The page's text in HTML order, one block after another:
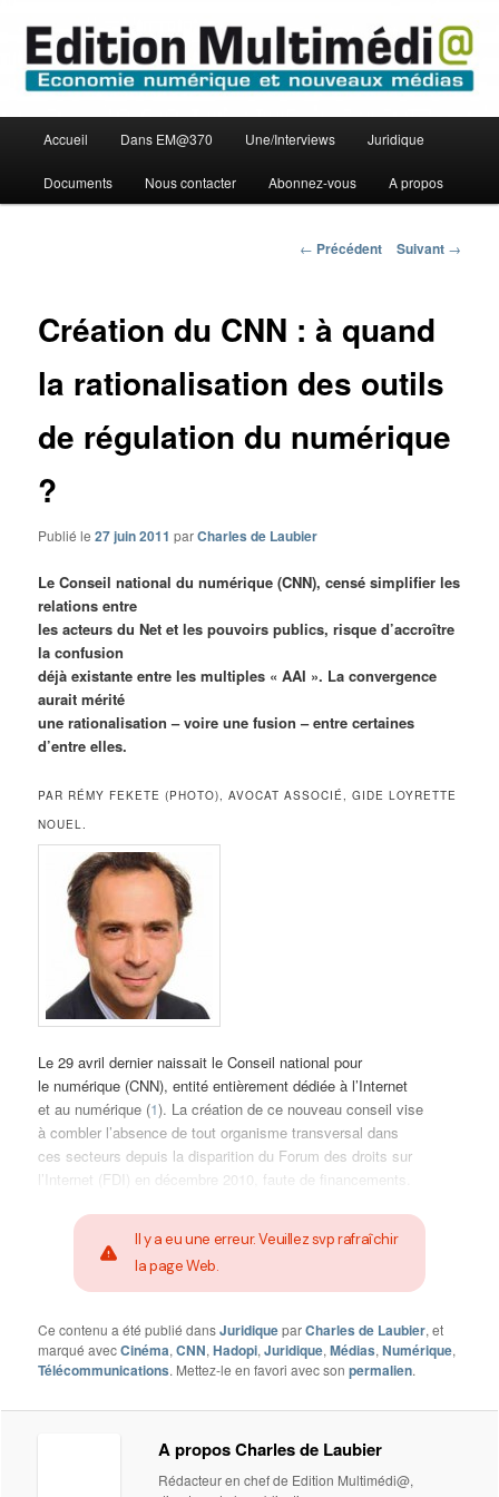
contenu
principalEdition Multimédi@
principal
Accueil Dans EM@370 Une/Interviews Juridique
Documents Nous contacter Abonnez-vous A propos
Navigation
← Précédent Suivant →
Création du CNN : à quand
la rationalisation des outils
de régulation du numérique
?
Publié le27 juin 2011 parCharles de Laubier
Le Conseil national du numérique (CNN), censé simplifier les
relations entre
les acteurs du Net et les pouvoirs publics, risque d’accroître
la confusion
déjà existante entre les multiples « AAI ». La convergence
aurait mérité
une rationalisation – voire une fusion – entre certaines
d’entre elles.
PAR RÉMY FEKETE (PHOTO), AVOCAT ASSOCIÉ, GIDE LOYRETTE
NOUEL.
Le 29 avril dernier naissait le Conseil national pour
le numérique (CNN), entité entièrement dédiée à l’Internet
et au numérique (1). La création de ce nouveau conseil vise
à combler l’absence de tout organisme transversal dans
ces secteurs depuis la disparition du Forum des droits sur
l’Internet (FDI) en décembre 2010, faute de financements.
Il y a eu une erreur. Veuillez svp rafraîchir
la page Web.
Ce contenu a été publié dansJuridiqueparCharles de Laubier, et
marqué avecCinéma,CNN,Hadopi,Juridique,Médias,Numérique,
Télécommunications. Mettez-le en favori avec sonpermalien.
A propos Charles de Laubier
Rédacteur en chef de Edition Multimédi@,